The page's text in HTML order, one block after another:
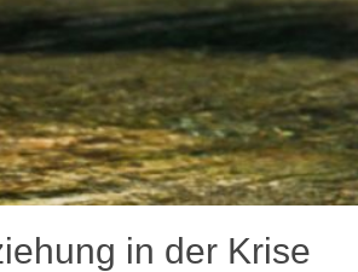
in der Krise